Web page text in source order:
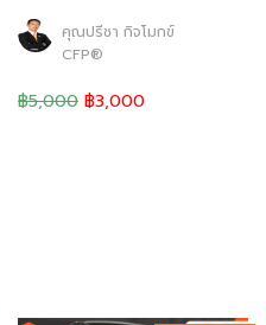
คุณปรีชา กิจโมกข์
CFP®
฿5,000 ฿3,000